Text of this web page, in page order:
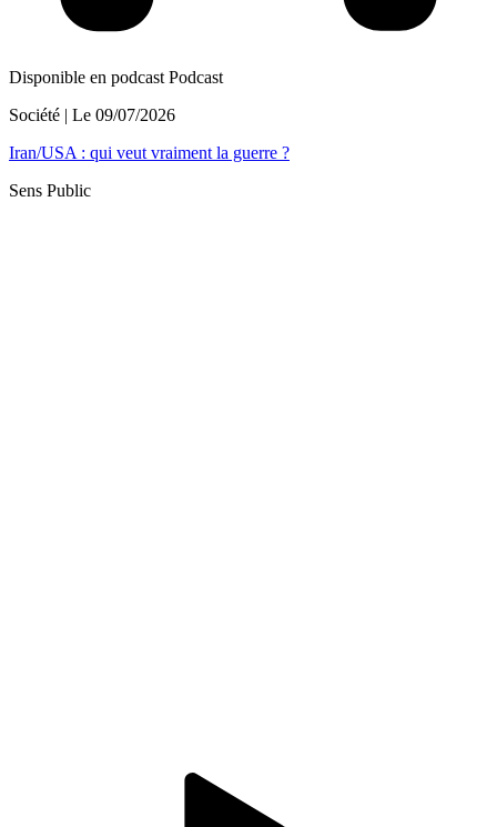
Disponible en podcast Podcast
Société | Le 09/07/2026
Iran/USA : qui veut vraiment la guerre ?
Sens Public